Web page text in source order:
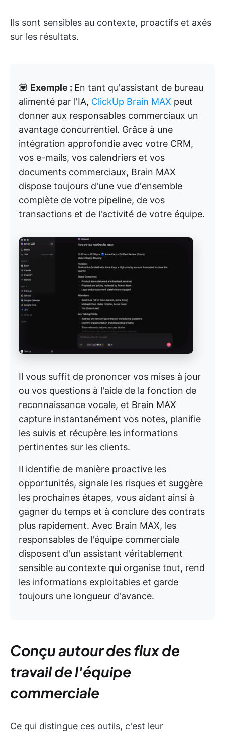
Ils sont sensibles au contexte, proactifs et axés
sur les résultats.
💟 Exemple : En tant qu'assistant de bureau
alimenté par l'IA, ClickUp Brain MAX peut
donner aux responsables commerciaux un
avantage concurrentiel. Grâce à une
intégration approfondie avec votre CRM,
vos e-mails, vos calendriers et vos
documents commerciaux, Brain MAX
dispose toujours d'une vue d'ensemble
complète de votre pipeline, de vos
transactions et de l'activité de votre équipe.
Il vous suffit de prononcer vos mises à jour
ou vos questions à l'aide de la fonction de
reconnaissance vocale, et Brain MAX
capture instantanément vos notes, planifie
les suivis et récupère les informations
pertinentes sur les clients.
Il identifie de manière proactive les
opportunités, signale les risques et suggère
les prochaines étapes, vous aidant ainsi à
gagner du temps et à conclure des contrats
plus rapidement. Avec Brain MAX, les
responsables de l'équipe commerciale
disposent d'un assistant véritablement
sensible au contexte qui organise tout, rend
les informations exploitables et garde
toujours une longueur d'avance.
Conçu autour des flux de
travail de l'équipe
commerciale
Ce qui distingue ces outils, c'est leur